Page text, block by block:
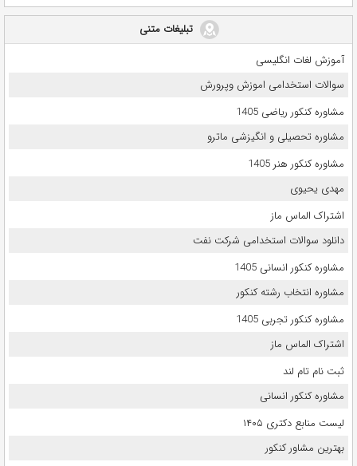
تبلیغات متنی
آموزش لغات انگلیسی
سوالات استخدامی اموزش وپرورش
مشاوره کنکور ریاضی 1405
مشاوره تحصیلی و انگیزشی ماترو
مشاوره کنکور هنر 1405
مهدی یحیوی
اشتراک الماس ماز
دانلود سوالات استخدامی شرکت نفت
مشاوره کنکور انسانی 1405
مشاوره انتخاب رشته کنکور
مشاوره کنکور تجربی 1405
اشتراک الماس ماز
ثبت نام تام لند
مشاوره کنکور انسانی
لیست منابع دکتری ۱۴۰۵
بهترین مشاور کنکور